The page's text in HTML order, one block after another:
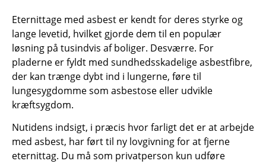
Eternittage med asbest er kendt for deres styrke og
lange levetid, hvilket gjorde dem til en populær
løsning på tusindvis af boliger. Desværre. For
pladerne er fyldt med sundhedsskadelige asbestfibre,
der kan trænge dybt ind i lungerne, føre til
lungesygdomme som asbestose eller udvikle
kræftsygdom.
Nutidens indsigt, i præcis hvor farligt det er at arbejde
med asbest, har ført til ny lovgivning for at fjerne
eternittag. Du må som privatperson kun udføre